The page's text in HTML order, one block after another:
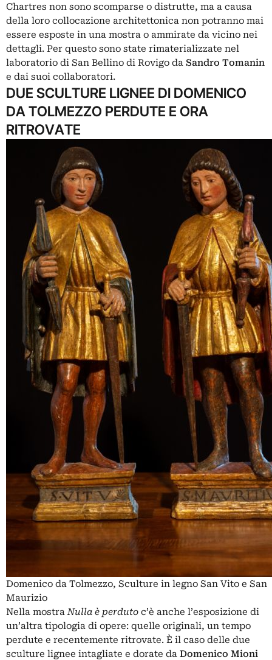
Chartres non sono scomparse o distrutte, ma a causa
della loro collocazione architettonica non potranno mai
essere esposte in una mostra o ammirate da vicino nei
dettagli. Per questo sono state rimaterializzate nel
laboratorio di San Bellino di Rovigo da Sandro Tomanin
e dai suoi collaboratori.
DUE SCULTURE LIGNEE DI DOMENICO
DA TOLMEZZO PERDUTE E ORA
RITROVATE
Domenico da Tolmezzo, Sculture in legno San Vito e San
Maurizio
Nella mostra Nulla è perduto c’è anche l’esposizione di
un’altra tipologia di opere: quelle originali, un tempo
perdute e recentemente ritrovate. È il caso delle due
sculture lignee intagliate e dorate da Domenico Mioni